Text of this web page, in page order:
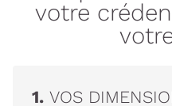
votre
1. VOS